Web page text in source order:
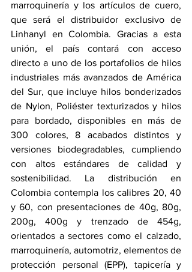
marroquinería y los artículos de cuero,
que será el distribuidor exclusivo de
Linhanyl en Colombia. Gracias a esta
unión, el país contará con acceso
directo a uno de los portafolios de hilos
industriales más avanzados de América
del Sur, que incluye hilos bonderizados
de Nylon, Poliéster texturizados y hilos
para bordado, disponibles en más de
300 colores, 8 acabados distintos y
versiones biodegradables, cumpliendo
con altos estándares de calidad y
sostenibilidad. La distribución en
Colombia contempla los calibres 20, 40
y 60, con presentaciones de 40g, 80g,
200g, 400g y trenzado de 454g,
orientados a sectores como el calzado,
marroquinería, automotriz, elementos de
protección personal (EPP), tapicería y